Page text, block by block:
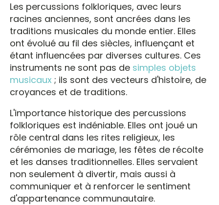
Les percussions folkloriques, avec leurs
racines anciennes, sont ancrées dans les
traditions musicales du monde entier. Elles
ont évolué au fil des siècles, influençant et
étant influencées par diverses cultures. Ces
instruments ne sont pas de simples objets
musicaux ; ils sont des vecteurs d'histoire, de
croyances et de traditions.
L'importance historique des percussions
folkloriques est indéniable. Elles ont joué un
rôle central dans les rites religieux, les
cérémonies de mariage, les fêtes de récolte
et les danses traditionnelles. Elles servaient
non seulement à divertir, mais aussi à
communiquer et à renforcer le sentiment
d'appartenance communautaire.